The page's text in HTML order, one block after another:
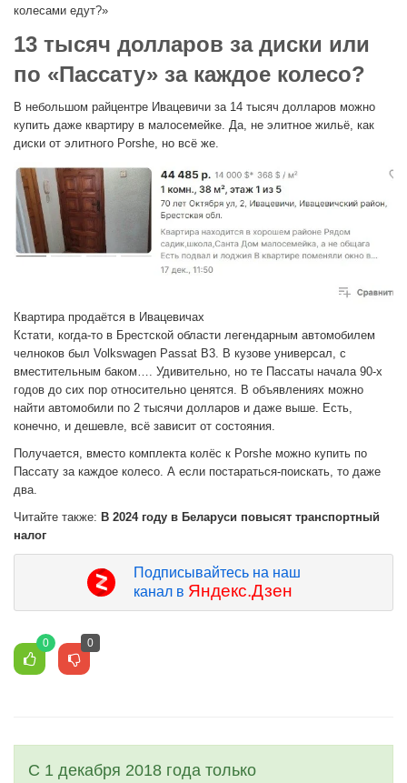
колесами едут?»
13 тысяч долларов за диски или
по «Пассату» за каждое колесо?
В небольшом райцентре Ивацевичи за 14 тысяч долларов можно
купить даже квартиру в малосемейке. Да, не элитное жильё, как
диски от элитного Porshe, но всё же.
Квартира продаётся в Ивацевичах
Кстати, когда-то в Брестской области легендарным автомобилем
челноков был Volkswagen Passat B3. В кузове универсал, с
вместительным баком…. Удивительно, но те Пассаты начала 90-х
годов до сих пор относительно ценятся. В объявлениях можно
найти автомобили по 2 тысячи долларов и даже выше. Есть,
конечно, и дешевле, всё зависит от состояния.
Получается, вместо комплекта колёс к Porshe можно купить по
Пассату за каждое колесо. А если постараться-поискать, то даже
два.
Читайте также: В 2024 году в Беларуси повысят транспортный
налог
Подписывайтесь на наш
канал в Яндекс.Дзен
0 0
С 1 декабря 2018 года только